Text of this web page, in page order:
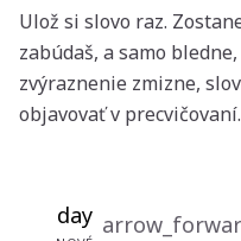
Ulož si slovo raz.
zabúdaš, a samo
zvýraznenie zmizne,
objavovať v precvičovaní.
day